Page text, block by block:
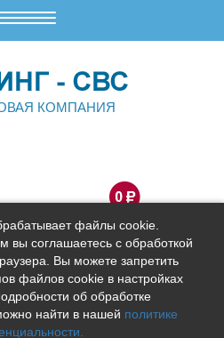
Меню
КОМПАНИЯ
Консультации и
выезд специалиста
бесплатно!
BC». Все права защищены.
файлы cookie.
вы соглашаетесь с обработкой
Вы можете запретить
файлов cookie в настройках
об обработке
найти в нашей политике